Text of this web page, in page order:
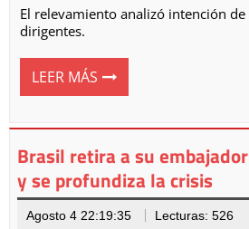
El relevamiento analizó intención
dirigentes.
LEER MÁS
Brasil retira a su
y se profundiza la crisis
Agosto 4 22:19:35 Lecturas: 526